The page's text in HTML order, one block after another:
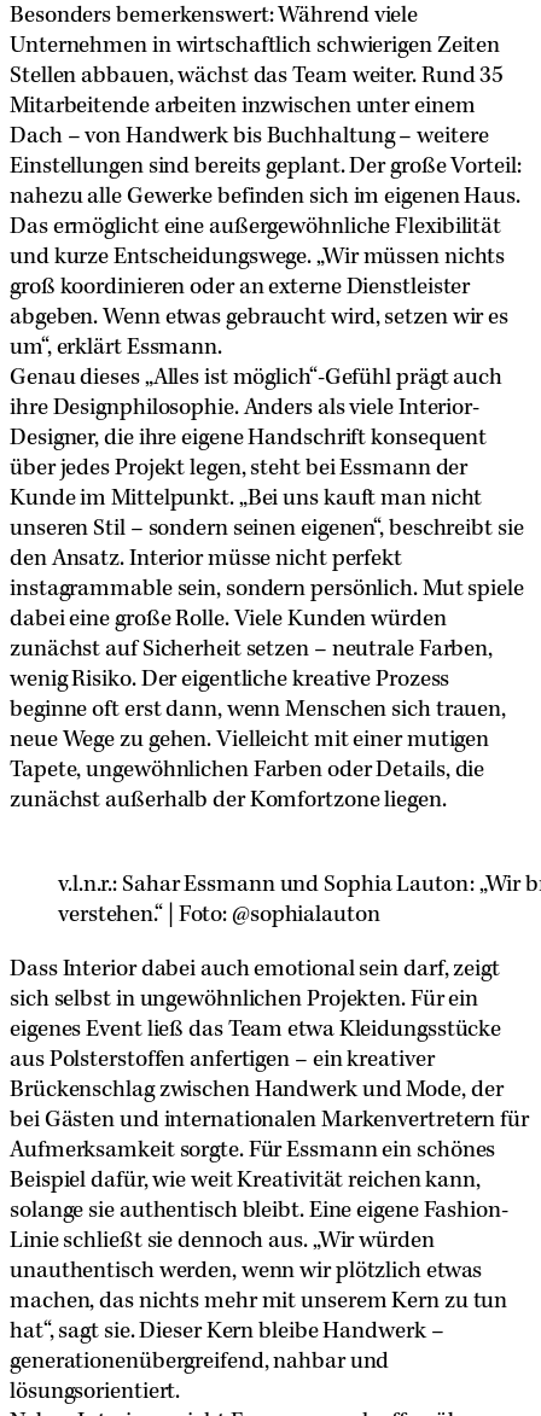
Besonders bemerkenswert: Während viele
Unternehmen in wirtschaftlich schwierigen Zeiten
Stellen abbauen, wächst das Team weiter. Rund 35
Mitarbeitende arbeiten inzwischen unter einem
Dach – von Handwerk bis Buchhaltung – weitere
Einstellungen sind bereits geplant. Der große Vorteil:
nahezu alle Gewerke befinden sich im eigenen Haus.
Das ermöglicht eine außergewöhnliche Flexibilität
und kurze Entscheidungswege. „Wir müssen nichts
groß koordinieren oder an externe Dienstleister
abgeben. Wenn etwas gebraucht wird, setzen wir es
um“, erklärt Essmann.
Genau dieses „Alles ist möglich“-Gefühl prägt auch
ihre Designphilosophie. Anders als viele Interior-
Designer, die ihre eigene Handschrift konsequent
über jedes Projekt legen, steht bei Essmann der
Kunde im Mittelpunkt. „Bei uns kauft man nicht
unseren Stil – sondern seinen eigenen“, beschreibt sie
den Ansatz. Interior müsse nicht perfekt
instagrammable sein, sondern persönlich. Mut spiele
dabei eine große Rolle. Viele Kunden würden
zunächst auf Sicherheit setzen – neutrale Farben,
wenig Risiko. Der eigentliche kreative Prozess
beginne oft erst dann, wenn Menschen sich trauen,
neue Wege zu gehen. Vielleicht mit einer mutigen
Tapete, ungewöhnlichen Farben oder Details, die
zunächst außerhalb der Komfortzone liegen.
v.l.n.r.: Sahar Essmann und Sophia Lauton:
verstehen.“ | Foto: @sophialauton
Dass Interior dabei auch emotional sein darf, zeigt
sich selbst in ungewöhnlichen Projekten. Für ein
eigenes Event ließ das Team etwa Kleidungsstücke
aus Polsterstoffen anfertigen – ein kreativer
Brückenschlag zwischen Handwerk und Mode, der
bei Gästen und internationalen Markenvertretern für
Aufmerksamkeit sorgte. Für Essmann ein schönes
Beispiel dafür, wie weit Kreativität reichen kann,
solange sie authentisch bleibt. Eine eigene Fashion-
Linie schließt sie dennoch aus. „Wir würden
unauthentisch werden, wenn wir plötzlich etwas
machen, das nichts mehr mit unserem Kern zu tun
hat“, sagt sie. Dieser Kern bleibe Handwerk –
generationenübergreifend, nahbar und
lösungsorientiert.